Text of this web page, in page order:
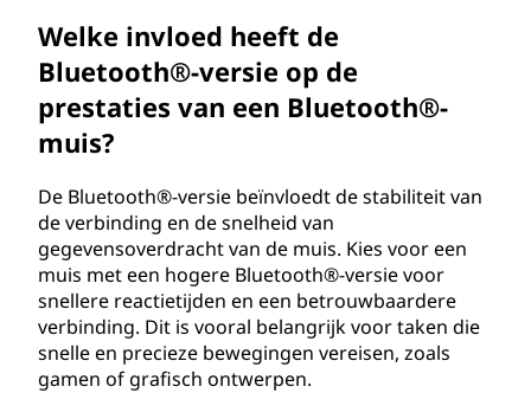
Welke invloed heeft de
Bluetooth®-versie op de
prestaties van een Bluetooth®-
muis?
De Bluetooth®-versie beïnvloedt de stabiliteit van
de verbinding en de snelheid van
gegevensoverdracht van de muis. Kies voor een
muis met een hogere Bluetooth®-versie voor
snellere reactietijden en een betrouwbaardere
verbinding. Dit is vooral belangrijk voor taken die
snelle en precieze bewegingen vereisen, zoals
gamen of grafisch ontwerpen.